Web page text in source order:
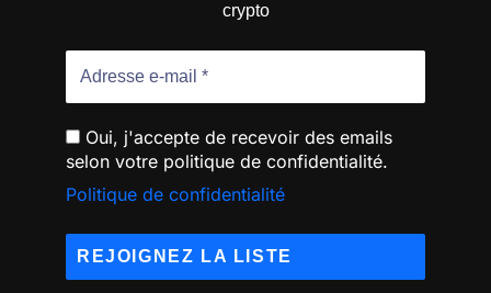
crypto
Oui, j'accepte de recevoir des emails
selon votre politique de confidentialité.
Politique de confidentialité